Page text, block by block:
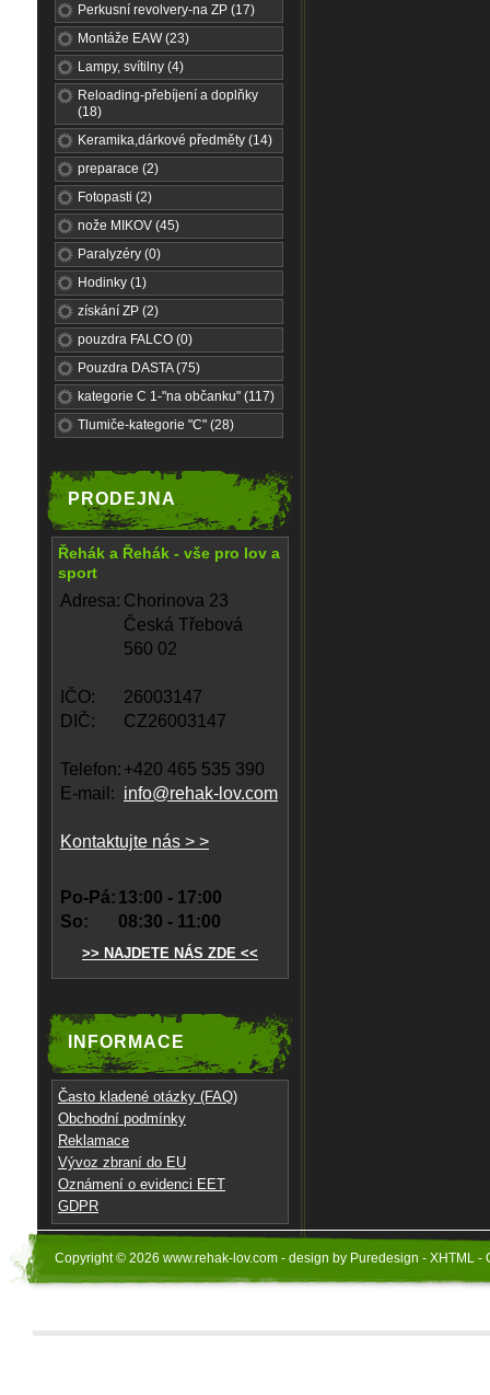
Perkusní revolvery-na ZP (17)
Montáže EAW (23)
Lampy, svítilny (4)
Reloading-přebíjení a doplňky
(18)
Keramika,dárkové předměty (14)
preparace (2)
Fotopasti (2)
nože MIKOV (45)
Paralyzéry (0)
Hodinky (1)
získání ZP (2)
pouzdra FALCO (0)
Pouzdra DASTA (75)
kategorie C 1-"na občanku" (117)
Tlumiče-kategorie "C" (28)
PRODEJNA
Řehák a Řehák - vše pro lov a
sport
Adresa: Chorinova 23
Česká Třebová
560 02
IČO:
26003147
DIČ:
CZ26003147
Telefon: +420 465 535 390
E-mail: info@rehak-lov.com
Kontaktujte nás > >
Po-Pá: 13:00 - 17:00
So:
08:30 - 11:00
>> NAJDETE NÁS ZDE <<
INFORMACE
Často kladené otázky (FAQ)
Obchodní podmínky
Reklamace
Vývoz zbraní do EU
Oznámení o evidenci EET
GDPR
Copyright © 2026 www.rehak-lov.com - design by Puredesign - XHTML -